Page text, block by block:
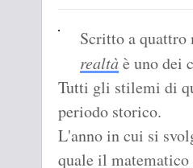
Scritto a quattro
realtàè uno dei
Tutti gli stilemi di
periodo storico.
L'anno in cui si
quale il matematico